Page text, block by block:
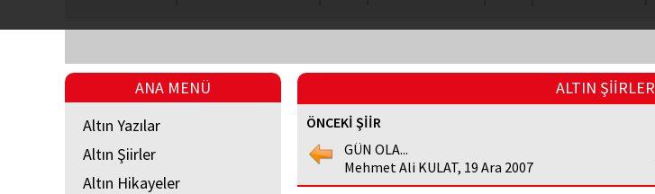
ANA MENÜ
Altın Yazılar
Altın Şiirler
Altın Hikayeler
ALTIN ŞİİRLER
ÖNCEKİ ŞİİR
GÜN OLA...
Mehmet Ali KULAT, 19 Ara 2007